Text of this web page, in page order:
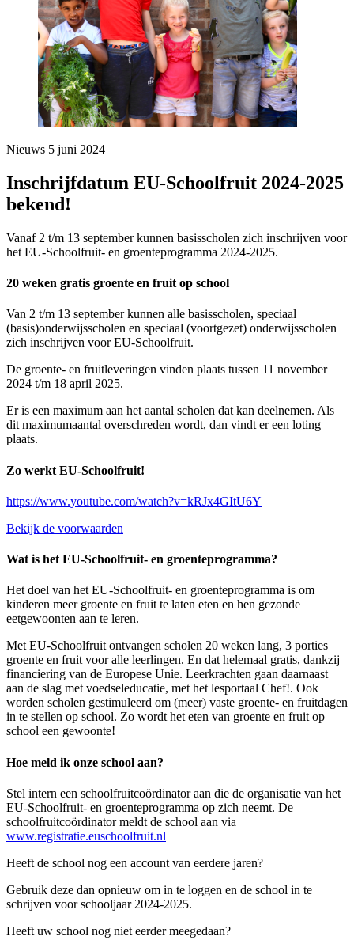
Nieuws 5 juni 2024
Inschrijfdatum EU-Schoolfruit 2024-2025
bekend!
Vanaf 2 t/m 13 september kunnen basisscholen zich inschrijven voor
het EU-Schoolfruit- en groenteprogramma 2024-2025.
20 weken gratis groente en fruit op school
Van 2 t/m 13 september kunnen alle basisscholen, speciaal
(basis)onderwijsscholen en speciaal (voortgezet) onderwijsscholen
zich inschrijven voor EU-Schoolfruit.
De groente- en fruitleveringen vinden plaats tussen 11 november
2024 t/m 18 april 2025.
Er is een maximum aan het aantal scholen dat kan deelnemen. Als
dit maximumaantal overschreden wordt, dan vindt er een loting
plaats.
Zo werkt EU-Schoolfruit!
https://www.youtube.com/watch?v=kRJx4GItU6Y
Bekijk de voorwaarden
Wat is het EU-Schoolfruit- en groenteprogramma?
Het doel van het EU-Schoolfruit- en groenteprogramma is om
kinderen meer groente en fruit te laten eten en hen gezonde
eetgewoonten aan te leren.
Met EU-Schoolfruit ontvangen scholen 20 weken lang, 3 porties
groente en fruit voor alle leerlingen. En dat helemaal gratis, dankzij
financiering van de Europese Unie. Leerkrachten gaan daarnaast
aan de slag met voedseleducatie, met het lesportaal Chef!. Ook
worden scholen gestimuleerd om (meer) vaste groente- en fruitdagen
in te stellen op school. Zo wordt het eten van groente en fruit op
school een gewoonte!
Hoe meld ik onze school aan?
Stel intern een schoolfruitcoördinator aan die de organisatie van het
EU-Schoolfruit- en groenteprogramma op zich neemt. De
schoolfruitcoördinator meldt de school aan via
www.registratie.euschoolfruit.nl
Heeft de school nog een account van eerdere jaren?
Gebruik deze dan opnieuw om in te loggen en de school in te
schrijven voor schooljaar 2024-2025.
Heeft uw school nog niet eerder meegedaan?